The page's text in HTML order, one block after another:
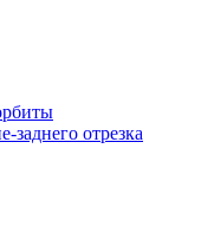
заднего отрезка